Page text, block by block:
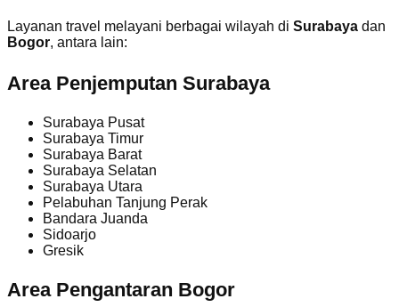
Layanan travel melayani berbagai wilayah di Surabaya dan
Bogor, antara lain:
Area Penjemputan Surabaya
Surabaya Pusat
Surabaya Timur
Surabaya Barat
Surabaya Selatan
Surabaya Utara
Pelabuhan Tanjung Perak
Bandara Juanda
Sidoarjo
Gresik
Area Pengantaran Bogor